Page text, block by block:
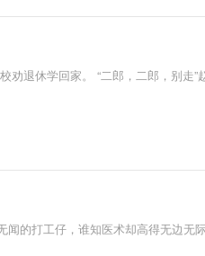
退休学回家。 “二郎，二郎，别
的打工仔，谁知医术却高得无边